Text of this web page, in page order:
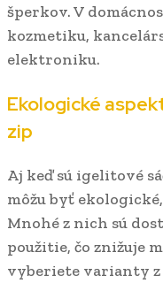
šperkov. V
kozmetiku,
elektroniku.
Ekologické
zip
Aj keď sú igelitové
môžu byť
Mnohé z nich sú
použitie, čo znižuje
vyberiete varianty